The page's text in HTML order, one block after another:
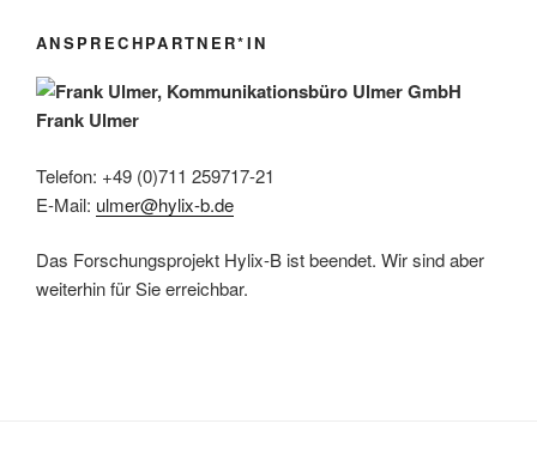
ANSPRECHPARTNER*IN
Frank Ulmer
Telefon: +49 (0)711 259717-21
E-Mail: ulmer@hylix-b.de
Das Forschungsprojekt Hylix-B ist beendet. Wir sind aber
weiterhin für Sie erreichbar.